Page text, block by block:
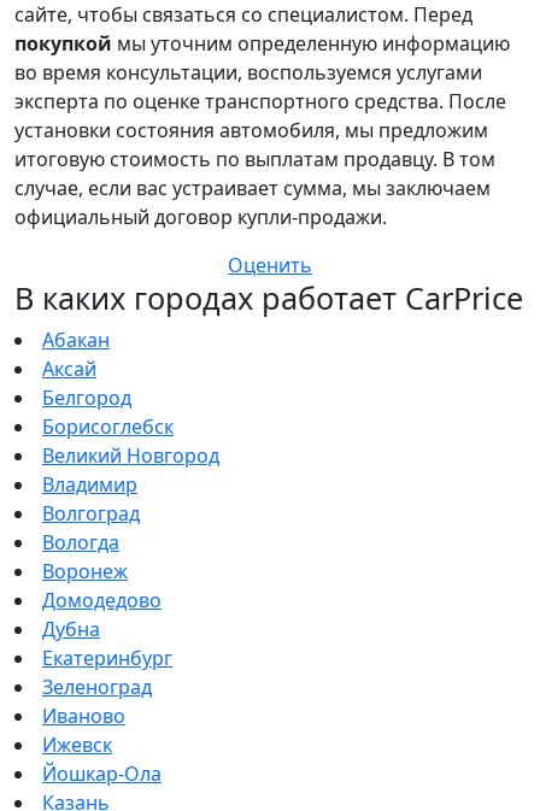
сайте, чтобы связаться со специалистом. Перед
покупкой мы уточним определенную информацию
во время консультации, воспользуемся услугами
эксперта по оценке транспортного средства. После
установки состояния автомобиля, мы предложим
итоговую стоимость по выплатам продавцу. В том
случае, если вас устраивает сумма, мы заключаем
официальный договор купли-продажи.
Оценить
В каких городах работает CarPrice
Абакан
Аксай
Белгород
Борисоглебск
Великий Новгород
Владимир
Волгоград
Вологда
Воронеж
Домодедово
Дубна
Екатеринбург
Зеленоград
Иваново
Ижевск
Йошкар-Ола
Казань